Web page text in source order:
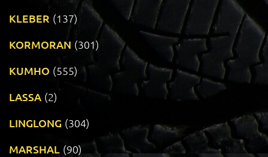
KLEBER (137)
KORMORAN (301)
KUMHO (555)
LASSA (2)
LINGLONG (304)
MARSHAL (90)